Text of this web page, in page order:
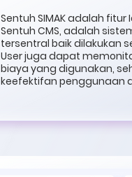
Sentuh SIMAK adalah
Sentuh CMS, adalah
tersentral baik dilakukan
User juga dapat
biaya yang digunakan,
keefektifan penggunaan